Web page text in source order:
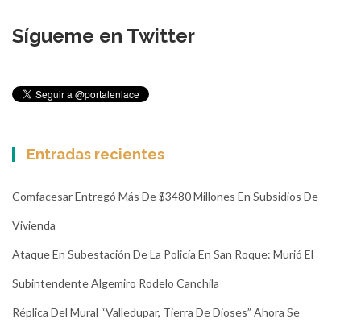
Sígueme en Twitter
Entradas recientes
Comfacesar Entregó Más De $3480 Millones En Subsidios De
Vivienda
Ataque En Subestación De La Policía En San Roque: Murió El
Subintendente Algemiro Rodelo Canchila
Réplica Del Mural “Valledupar, Tierra De Dioses” Ahora Se